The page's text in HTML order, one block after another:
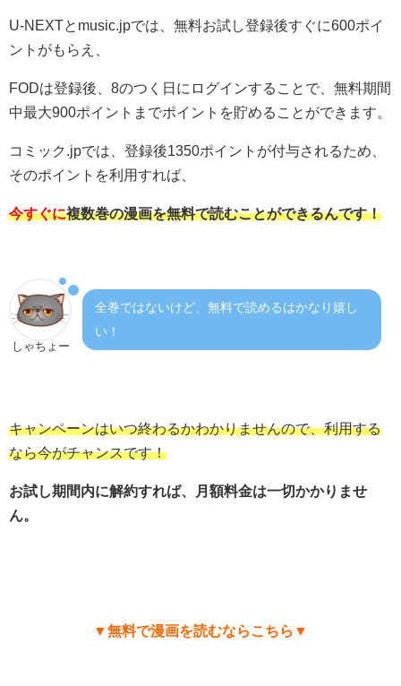
U-NEXTとmusic.jpでは、無料お試し登録後すぐに600ポイ
ントがもらえ、
FODは登録後、8のつく日にログインすることで、無料期間
中最大900ポイントまでポイントを貯めることができます。
コミック.jpでは、登録後1350ポイントが付与されるため、
そのポイントを利用すれば、
今すぐに複数巻の漫画を無料で読むことができるんです！
しゃちょー
全巻ではないけど、無料で読めるはかなり嬉し
い！
キャンペーンはいつ終わるかわかりませんので、利用する
なら今がチャンスです！
お試し期間内に解約すれば、月額料金は一切かかりませ
ん。
▼無料で漫画を読むならこちら▼